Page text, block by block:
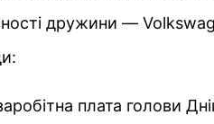
дружини —
плата голови